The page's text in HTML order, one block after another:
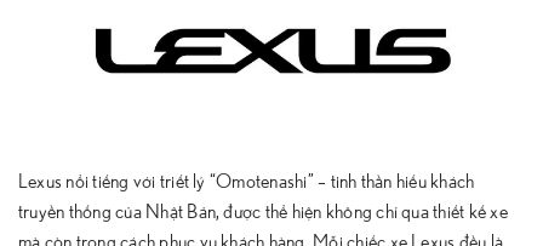
Lexus nổi tiếng với triết lý “Omotenashi” – tinh thần hiếu khách
truyền thống của Nhật Bản, được thể hiện không chỉ qua thiết kế xe